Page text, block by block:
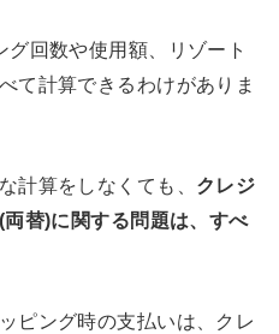
回数や使用額、リゾート
て計算できるわけがありま
計算をしなくても、 クレジ
替)に関する問題は、すべ
ピング時の支払いは、クレ